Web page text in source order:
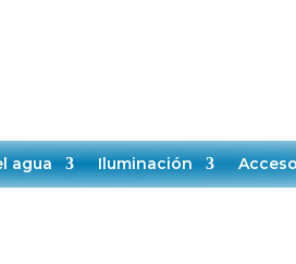
agua Iluminación